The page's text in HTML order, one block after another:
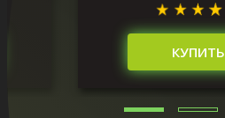
КУПИТЬ